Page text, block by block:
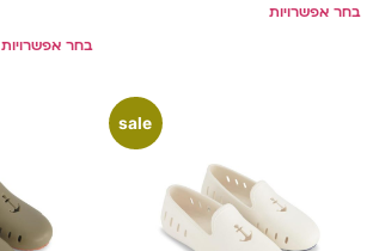
בחר אפשרויות
בחר אפשרויות
sale